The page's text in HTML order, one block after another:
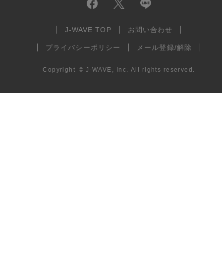
J-WAVE TOP お問い合わせ
プライバシーポリシー メール登録/解除
Copyright © J-WAVE, Inc. All rights reserved.